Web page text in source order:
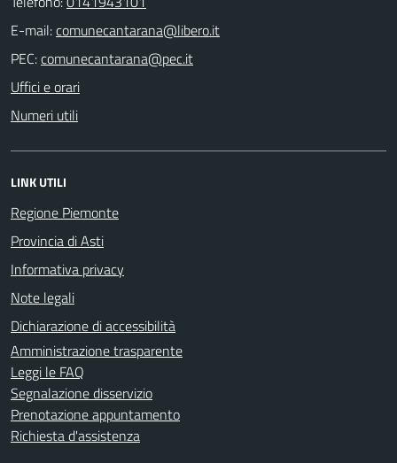
E-mail:
PEC:
Uffici e orari
Numeri utili
LINK UTILI
Regione Piemonte
Provincia di Asti
Informativa privacy
Note legali
Dichiarazione di accessibilità
Amministrazione trasparente
Leggi le FAQ
Segnalazione disservizio
Prenotazione appuntamento
Richiesta d'assistenza